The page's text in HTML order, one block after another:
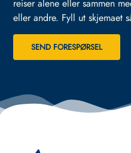
reiser alene eller sammen
eller andre. Fyll ut skjemaet
SEND FORESPØRSEL